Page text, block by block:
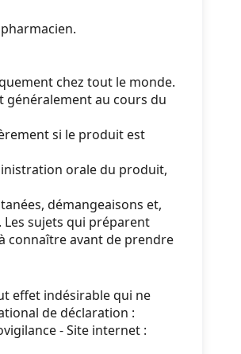
chez tout le monde.
généralement au cours du
si le produit est
orale du produit,
démangeaisons et,
sujets qui préparent
connaître avant de prendre
effet indésirable qui ne
de déclaration :
- Site internet :